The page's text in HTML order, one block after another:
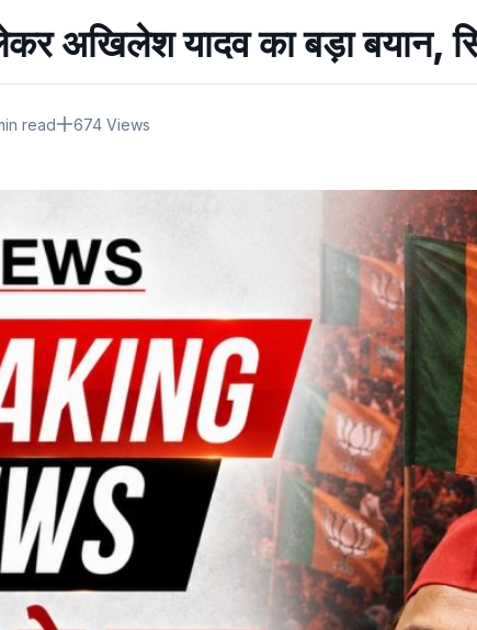
अखिलेश यादव का बड़ा बयान,
read 674 Views